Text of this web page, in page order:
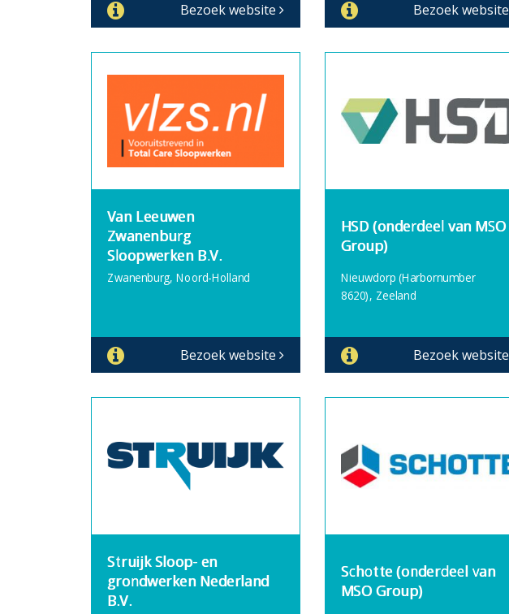
Bezoek website Bezoek website
Van Leeuwen
Zwanenburg
Sloopwerken B.V.
Zwanenburg, Noord-Holland
Bezoek website
HSD (onderdeel van MSO
Group)
Nieuwdorp (Harbornumber
8620), Zeeland
Bezoek website
Struijk Sloop- en
grondwerken Nederland
B.V.
Schotte (onderdeel van
MSO Group)